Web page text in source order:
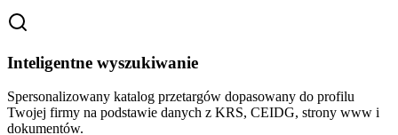
Inteligentne wyszukiwanie
Spersonalizowany katalog przetargów dopasowany do profilu
Twojej firmy na podstawie danych z KRS, CEIDG, strony www i
dokumentów.